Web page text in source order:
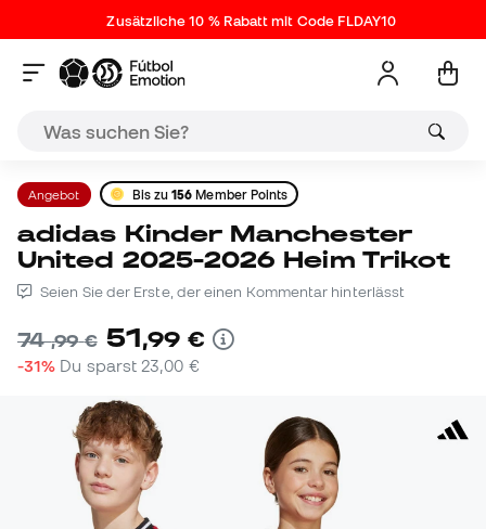
Zusätzliche 10 % Rabatt mit Code FLDAY10
Angebot Bis zu156 Member Points
adidas Kinder Manchester
United 2025-2026 Heim Trikot
Seien Sie der Erste, der einen Kommentar hinterlässt
74,99 € 51,99 €
-31% Du sparst 23,00 €